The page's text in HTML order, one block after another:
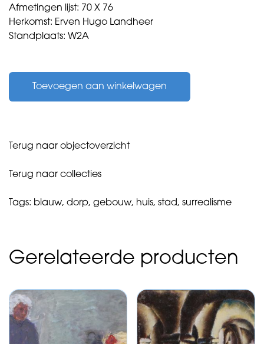
Afmetingen lijst: 70 X 76
Herkomst: Erven Hugo Landheer
Standplaats: W2A
Hugo
zonder
1987
Toevoegen aan winkelwagen
Terug naar objectoverzicht
Terug naar collecties
Tags: blauw, dorp, gebouw, huis, stad, surrealisme
Gerelateerde producten